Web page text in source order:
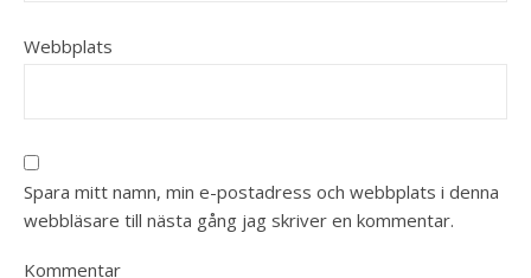
Webbplats
Spara mitt namn, min e-postadress och webbplats i denna
webbläsare till nästa gång jag skriver en kommentar.
Kommentar